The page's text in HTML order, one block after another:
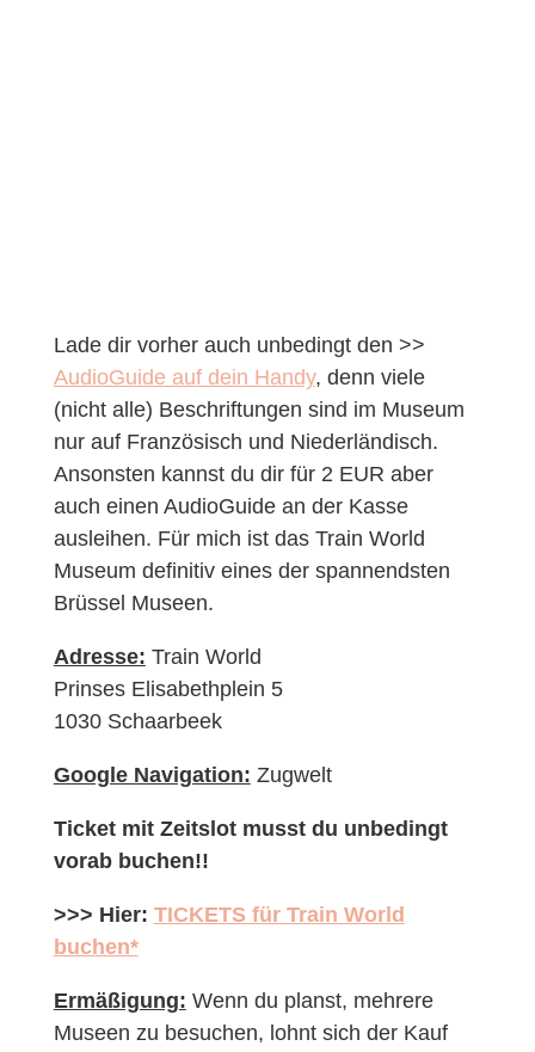
Lade dir vorher auch unbedingt den >>
AudioGuide auf dein Handy, denn viele
(nicht alle) Beschriftungen sind im Museum
nur auf Französisch und Niederländisch.
Ansonsten kannst du dir für 2 EUR aber
auch einen AudioGuide an der Kasse
ausleihen. Für mich ist das Train World
Museum definitiv eines der spannendsten
Brüssel Museen.
Adresse: Train World
Prinses Elisabethplein 5
1030 Schaarbeek
Google Navigation: Zugwelt
Ticket mit Zeitslot musst du unbedingt
vorab buchen!!
>>> Hier: TICKETS für Train World
buchen*
Ermäßigung: Wenn du planst, mehrere
Museen zu besuchen, lohnt sich der Kauf